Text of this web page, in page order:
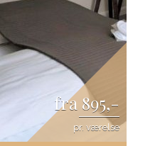
fra 895,-
pr. værelse